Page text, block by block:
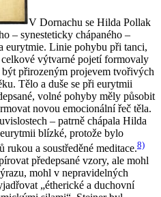
V Dornachu se Hilda Pollak
– synesteticky chápaného –
eurytmie. Linie pohybu při tanci,
výtvarné pojetí formovaly
přirozeným projevem tvořivých
Tělo a duše se při eurytmii
volné pohyby měly působit
novou emocionální řeč těla.
– patrně chápala Hilda
blízké, protože bylo
a soustředěné meditace.8)
předepsané vzory, ale mohl
mohl v nepravidelných
„étherické a duchovní